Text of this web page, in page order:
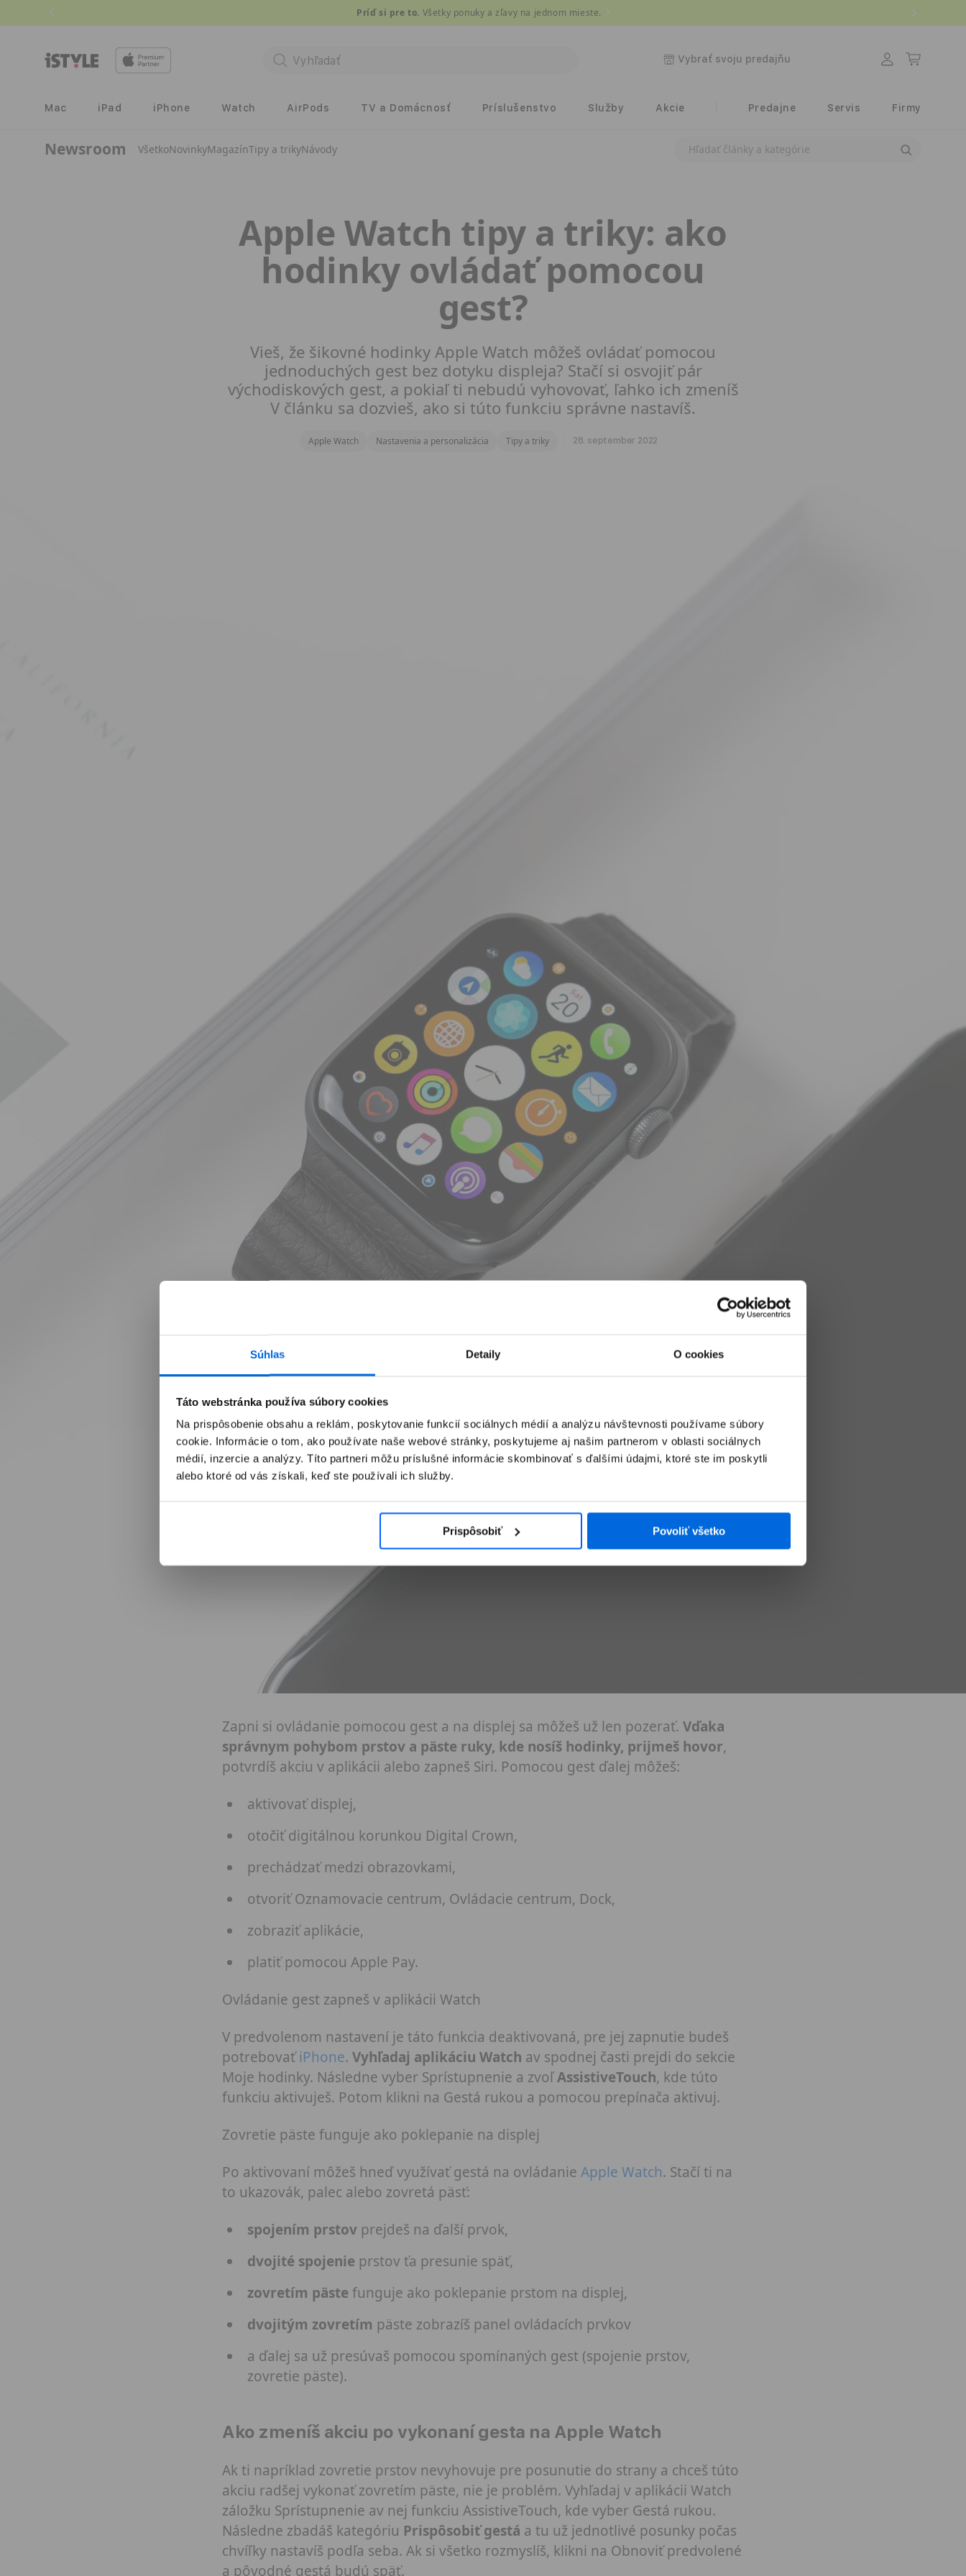
Súhlas Detaily O cookies
Táto webstránka používa súbory cookies
Na prispôsobenie obsahu a reklám, poskytovanie funkcií sociálnych médií a analýzu návštevnosti používame súbory
cookie. Informácie o tom, ako používate naše webové stránky, poskytujeme aj našim partnerom v oblasti sociálnych
médií, inzercie a analýzy. Títo partneri môžu príslušné informácie skombinovať s ďalšími údajmi, ktoré ste im poskytli
alebo ktoré od vás získali, keď ste používali ich služby.
Prispôsobiť Povoliť všetko
obsah
Príď si pre to. Všetky ponuky a zľavy na jednom mieste.
Vybrať svoju predajňu
Prihlásiť
Košík
Mac iPad iPhone Watch AirPods TV a Domácnosť Príslušenstvo Služby Akcie Predajne Servis Firmy
Newsroom VšetkoNovinkyMagazínTipy a trikyNávody Vyhľadávanie článkov na blogu
Apple Watch tipy a triky: ako
hodinky ovládať pomocou
gest?
Vieš, že šikovné hodinky Apple Watch môžeš ovládať pomocou
jednoduchých gest bez dotyku displeja? Stačí si osvojiť pár
východiskových gest, a pokiaľ ti nebudú vyhovovať, ľahko ich zmeníš
V článku sa dozvieš, ako si túto funkciu správne nastavíš.
Apple Watch Nastavenia a personalizácia Tipy a triky 28. september 2022
Zapni si ovládanie pomocou gest a na displej sa môžeš už len pozerať. Vďaka
správnym pohybom prstov a päste ruky, kde nosíš hodinky, prijmeš hovor,
potvrdíš akciu v aplikácii alebo zapneš Siri. Pomocou gest ďalej môžeš:
aktivovať displej,
otočiť digitálnou korunkou Digital Crown,
prechádzať medzi obrazovkami,
otvoriť Oznamovacie centrum, Ovládacie centrum, Dock,
zobraziť aplikácie,
platiť pomocou Apple Pay.
Ovládanie gest zapneš v aplikácii Watch
V predvolenom nastavení je táto funkcia deaktivovaná, pre jej zapnutie budeš
potrebovaťiPhone. Vyhľadaj aplikáciu Watch av spodnej časti prejdi do sekcie
Moje hodinky. Následne vyber Sprístupnenie a zvoľAssistiveTouch, kde túto
funkciu aktivuješ. Potom klikni na Gestá rukou a pomocou prepínača aktivuj.
Zovretie päste funguje ako poklepanie na displej
Po aktivovaní môžeš hneď využívať gestá na ovládanie Apple Watch. Stačí ti na
to ukazovák, palec alebo zovretá päsť:
spojením prstov prejdeš na ďalší prvok,
dvojité spojenie prstov ťa presunie späť,
zovretím päste funguje ako poklepanie prstom na displej,
dvojitým zovretím päste zobrazíš panel ovládacích prvkov
a ďalej sa už presúvaš pomocou spomínaných gest (spojenie prstov,
zovretie päste).
Ako zmeníš akciu po vykonaní gesta na Apple Watch
Ak ti napríklad zovretie prstov nevyhovuje pre posunutie do strany a chceš túto
akciu radšej vykonať zovretím päste, nie je problém. Vyhľadaj v aplikácii Watch
záložku Sprístupnenie av nej funkciu AssistiveTouch, kde vyber Gestá rukou.
Následne zbadáš kategóriu Prispôsobiť gestá a tu už jednotlivé posunky počas
chvíľky nastavíš podľa seba. Ak si všetko rozmyslíš, klikni na Obnoviť predvolené
a pôvodné gestá budú späť.